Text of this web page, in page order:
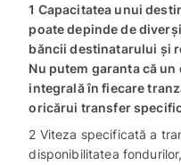
1 Capacitatea unui
poate depinde de
băncii destinatarului și
Nu putem garanta că
integrală în fiecare
oricărui transfer
2 Viteza specificată a
disponibilitatea